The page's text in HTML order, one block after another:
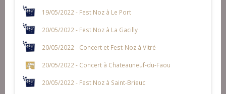
19/05/2022 - Fest Noz à Le Port
20/05/2022 - Fest Noz à La Gacilly
20/05/2022 - Concert et Fest-Noz à Vitré
20/05/2022 - Concert à Chateauneuf-du-Faou
20/05/2022 - Fest Noz à Saint-Brieuc